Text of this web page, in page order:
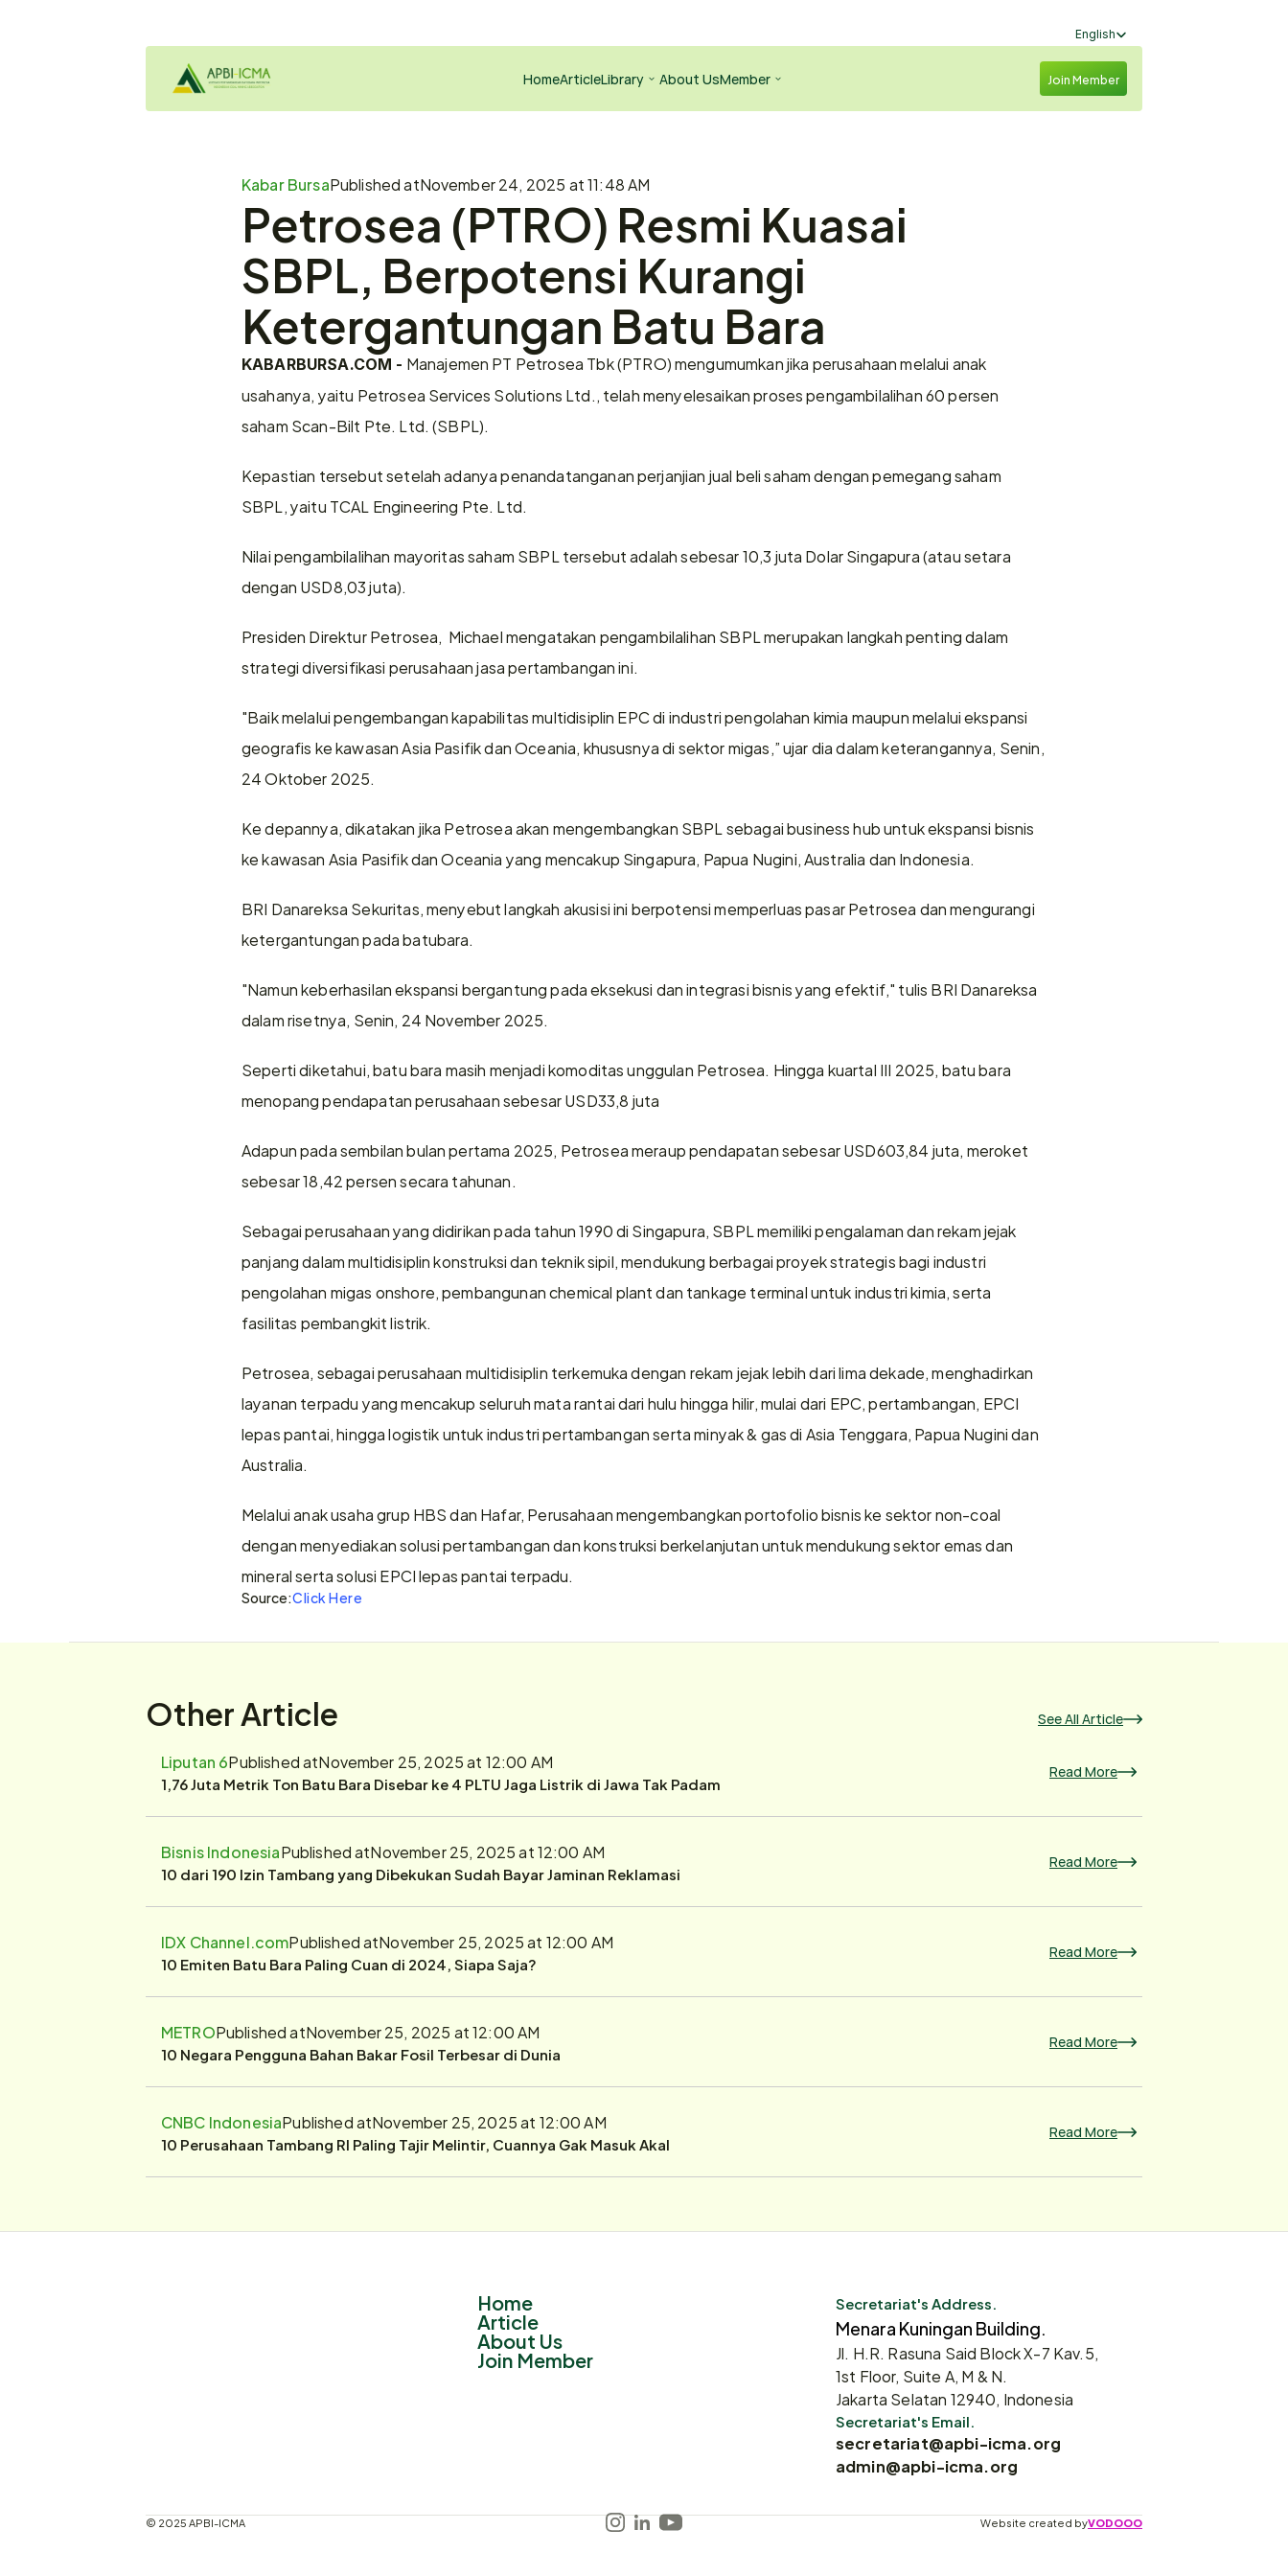
Select Language
English
HomeArticleLibrary About UsMember Join Member
Kabar BursaPublished atNovember 24, 2025 at 11:48 AM
Petrosea (PTRO) Resmi Kuasai
SBPL, Berpotensi Kurangi
Ketergantungan Batu Bara
KABARBURSA.COM - Manajemen PT Petrosea Tbk (PTRO) mengumumkan jika perusahaan melalui anak
usahanya, yaitu Petrosea Services Solutions Ltd., telah menyelesaikan proses pengambilalihan 60 persen
saham Scan-Bilt Pte. Ltd. (SBPL).
Kepastian tersebut setelah adanya penandatanganan perjanjian jual beli saham dengan pemegang saham
SBPL, yaitu TCAL Engineering Pte. Ltd.
Nilai pengambilalihan mayoritas saham SBPL tersebut adalah sebesar 10,3 juta Dolar Singapura (atau setara
dengan USD8,03 juta).
Presiden Direktur Petrosea,  Michael mengatakan pengambilalihan SBPL merupakan langkah penting dalam
strategi diversifikasi perusahaan jasa pertambangan ini.
"Baik melalui pengembangan kapabilitas multidisiplin EPC di industri pengolahan kimia maupun melalui ekspansi
geografis ke kawasan Asia Pasifik dan Oceania, khususnya di sektor migas,” ujar dia dalam keterangannya, Senin,
24 Oktober 2025.
Ke depannya, dikatakan jika Petrosea akan mengembangkan SBPL sebagai business hub untuk ekspansi bisnis
ke kawasan Asia Pasifik dan Oceania yang mencakup Singapura, Papua Nugini, Australia dan Indonesia.
BRI Danareksa Sekuritas, menyebut langkah akusisi ini berpotensi memperluas pasar Petrosea dan mengurangi
ketergantungan pada batubara.
"Namun keberhasilan ekspansi bergantung pada eksekusi dan integrasi bisnis yang efektif," tulis BRI Danareksa
dalam risetnya, Senin, 24 November 2025.
Seperti diketahui, batu bara masih menjadi komoditas unggulan Petrosea. Hingga kuartal III 2025, batu bara
menopang pendapatan perusahaan sebesar USD33,8 juta
Adapun pada sembilan bulan pertama 2025, Petrosea meraup pendapatan sebesar USD603,84 juta, meroket
sebesar 18,42 persen secara tahunan.
Sebagai perusahaan yang didirikan pada tahun 1990 di Singapura, SBPL memiliki pengalaman dan rekam jejak
panjang dalam multidisiplin konstruksi dan teknik sipil, mendukung berbagai proyek strategis bagi industri
pengolahan migas onshore, pembangunan chemical plant dan tankage terminal untuk industri kimia, serta
fasilitas pembangkit listrik.
Petrosea, sebagai perusahaan multidisiplin terkemuka dengan rekam jejak lebih dari lima dekade, menghadirkan
layanan terpadu yang mencakup seluruh mata rantai dari hulu hingga hilir, mulai dari EPC, pertambangan, EPCI
lepas pantai, hingga logistik untuk industri pertambangan serta minyak & gas di Asia Tenggara, Papua Nugini dan
Australia.
Melalui anak usaha grup HBS dan Hafar, Perusahaan mengembangkan portofolio bisnis ke sektor non-coal
dengan menyediakan solusi pertambangan dan konstruksi berkelanjutan untuk mendukung sektor emas dan
mineral serta solusi EPCI lepas pantai terpadu.
Source:Click Here
Other Article See All Article
Liputan 6Published atNovember 25, 2025 at 12:00 AM
1,76 Juta Metrik Ton Batu Bara Disebar ke 4 PLTU Jaga Listrik di Jawa Tak Padam Read More
Bisnis IndonesiaPublished atNovember 25, 2025 at 12:00 AM
10 dari 190 Izin Tambang yang Dibekukan Sudah Bayar Jaminan Reklamasi Read More
IDX Channel.comPublished atNovember 25, 2025 at 12:00 AM
10 Emiten Batu Bara Paling Cuan di 2024, Siapa Saja? Read More
METROPublished atNovember 25, 2025 at 12:00 AM
10 Negara Pengguna Bahan Bakar Fosil Terbesar di Dunia Read More
CNBC IndonesiaPublished atNovember 25, 2025 at 12:00 AM
10 Perusahaan Tambang RI Paling Tajir Melintir, Cuannya Gak Masuk Akal Read More
Home
Article
About Us
Join Member
Secretariat's Address.
Menara Kuningan Building.
Jl. H.R. Rasuna Said Block X-7 Kav.5,
1st Floor, Suite A, M & N.
Jakarta Selatan 12940, Indonesia
Secretariat's Email.
secretariat@apbi-icma.org
admin@apbi-icma.org
© 2025 APBI-ICMA Website created byVODOOO